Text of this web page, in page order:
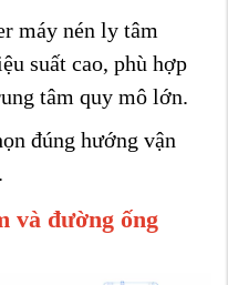
máy nén ly tâm
suất cao, phù hợp
tâm quy mô lớn.
đúng hướng vận
và đường ống